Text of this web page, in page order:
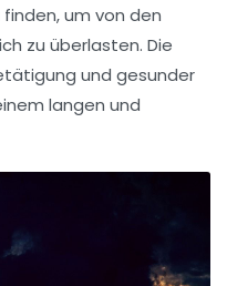
um von den
zu überlasten. Die
und gesunder
langen und